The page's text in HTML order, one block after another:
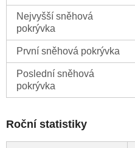
Nejvyšší sněhová
pokrývka
První sněhová pokrývka
Poslední sněhová
pokrývka
Roční statistiky